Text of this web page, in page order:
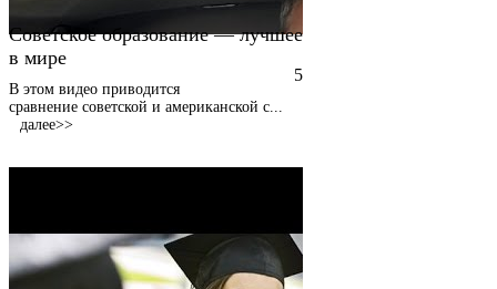
Советское образование — лучшее
в мире
5
В этом видео приводится
сравнение советской и американской с
далее>>